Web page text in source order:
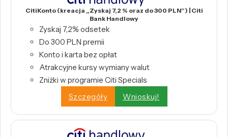
CitiKonto (kreacja „Zyskaj 7,2 % oraz do 300 PLN”) | Citi
Bank Handlowy
Zyskaj 7,2% odsetek
Do 300 PLN premii
Konto i karta bez opłat
Atrakcyjne kursy wymiany walut
Zniżki w programie Citi Specials
Szczegóły
Wnioskuj!